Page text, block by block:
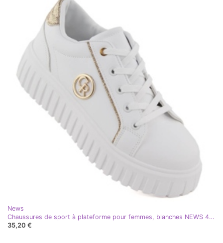
News
Chaussures de sport à plateforme pour femmes, blanches NEWS 4757
35,20 €